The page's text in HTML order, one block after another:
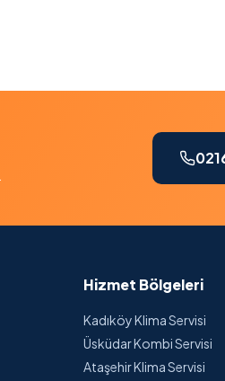
Hizmet Bölgeleri
Kadıköy Klima Servisi
Üsküdar Kombi Servisi
Ataşehir Klima Servisi